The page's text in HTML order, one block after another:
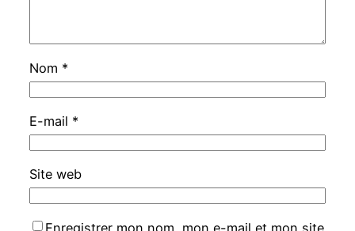
Nom *
E-mail *
Site web
Enregistrer mon nom, mon e-mail et mon site